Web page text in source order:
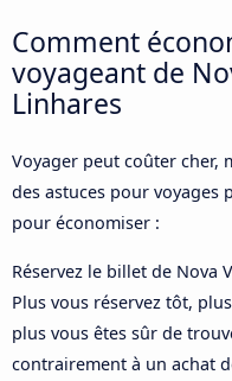
Comment
voyageant de
Linhares
Voyager peut coûter cher,
des astuces pour voyages
pour économiser :
Réservez le billet de Nova
Plus vous réservez tôt,
plus vous êtes sûr de
contrairement à un achat